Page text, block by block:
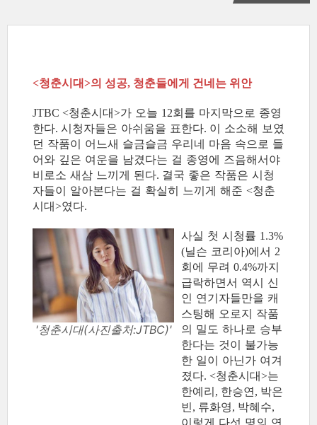
<청춘시대>의 성공, 청춘들에게 건네는 위안
JTBC <청춘시대>가 오늘 12회를 마지막으로 종영
한다. 시청자들은 아쉬움을 표한다. 이 소소해 보였
던 작품이 어느새 슬금슬금 우리네 마음 속으로 들
어와 깊은 여운을 남겼다는 걸 종영에 즈음해서야
비로소 새삼 느끼게 된다. 결국 좋은 작품은 시청
자들이 알아본다는 걸 확실히 느끼게 해준 <청춘
시대>였다.
'청춘시대(사진출처:JTBC)'
사실 첫 시청률 1.3%
(닐슨 코리아)에서 2
회에 무려 0.4%까지
급락하면서 역시 신
인 연기자들만을 캐
스팅해 오로지 작품
의 밀도 하나로 승부
한다는 것이 불가능
한 일이 아닌가 여겨
졌다. <청춘시대>는
한예리, 한승연, 박은
빈, 류화영, 박혜수,
이렇게 다섯 명의 연